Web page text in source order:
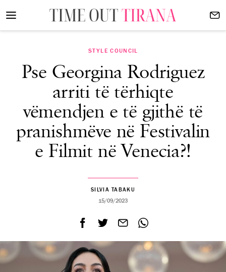
STYLE COUNCIL
Pse Georgina Rodriguez
arriti të tërhiqte
vëmendjen e të gjithë të
pranishmëve në Festivalin
e Filmit në Venecia?!
SILVIA TABAKU
15/09/2023